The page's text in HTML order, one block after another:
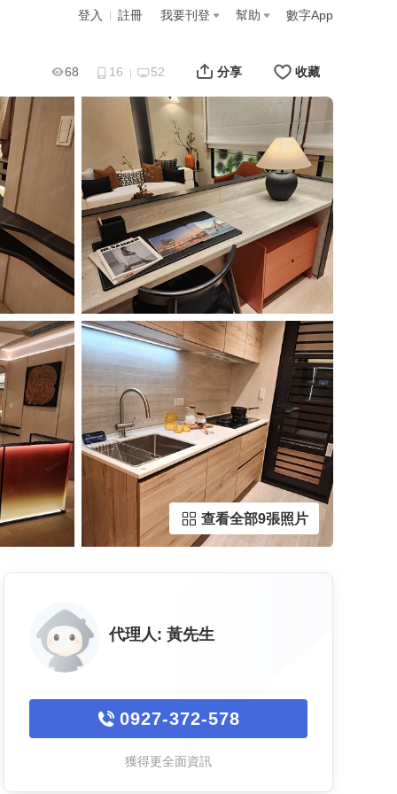
登入 註冊 我要刊登 幫助 數字App
68 16 52 分享 收藏
查看全部9張照片
代理人: 黃先生
0927-372-578
獲得更全面資訊